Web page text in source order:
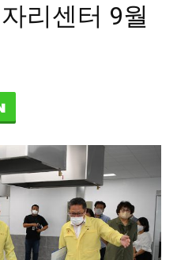
리센터 9월